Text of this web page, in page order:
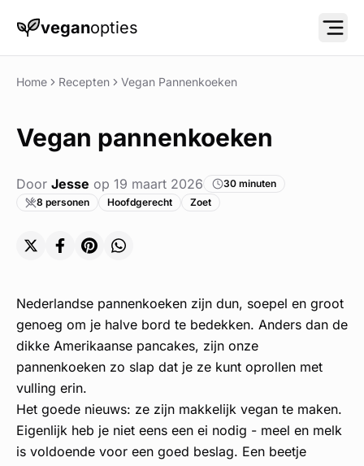
veganopties Menu
Home Recepten Vegan Pannenkoeken
Vegan pannenkoeken
Door Jesse op 19 maart 2026
30 minuten
8 personen
Hoofdgerecht Zoet
Delen op X (Twitter)
Delen op Facebook
Delen op Pinterest
Delen op WhatsApp
Nederlandse pannenkoeken zijn dun, soepel en groot
genoeg om je halve bord te bedekken. Anders dan de
dikke Amerikaanse pancakes, zijn onze
pannenkoeken zo slap dat je ze kunt oprollen met
vulling erin.
Het goede nieuws: ze zijn makkelijk vegan te maken.
Eigenlijk heb je niet eens een ei nodig - meel en melk
is voldoende voor een goed beslag. Een beetje